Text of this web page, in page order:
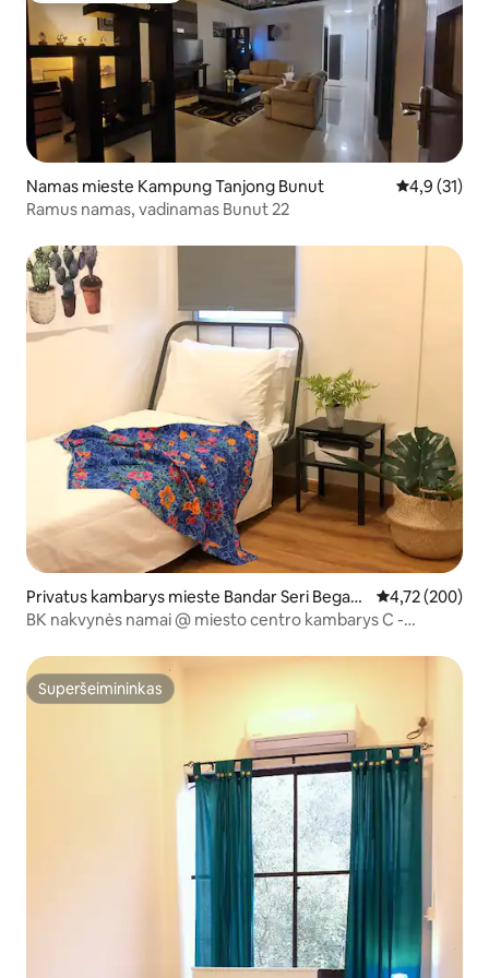
Namas mieste Kampung Tanjong Bunut Vidutinis
4,9 (31)
Ramus namas, vadinamas Bunut 22
Privatus kambarys mieste Bandar Seri Begaw
an
Vidutinis
4,72 (200)
BK nakvynės namai @ miesto centro kambarys C -
Superšeimininkas
Superšeimininkas